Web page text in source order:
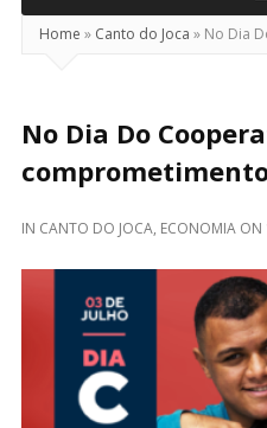
Home » Canto do Joca » No Dia
No Dia Do
IN CANTO DO JOCA, ECONOMIA ON